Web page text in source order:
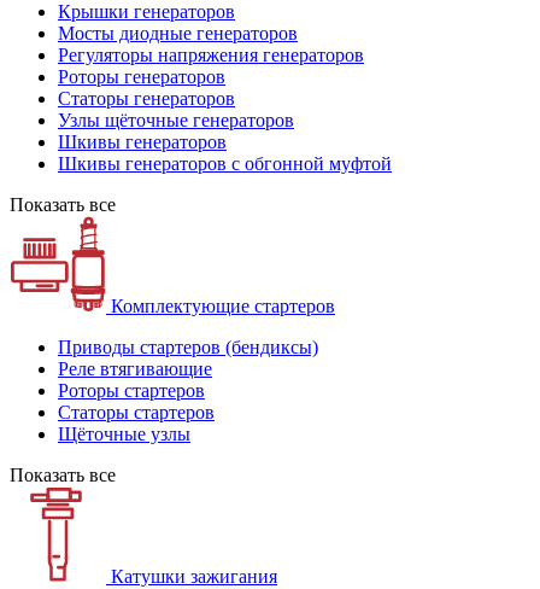
Крышки генераторов
Мосты диодные генераторов
Регуляторы напряжения генераторов
Роторы генераторов
Статоры генераторов
Узлы щёточные генераторов
Шкивы генераторов
Шкивы генераторов с обгонной муфтой
Показать все
Комплектующие стартеров
Приводы стартеров (бендиксы)
Реле втягивающие
Роторы стартеров
Статоры стартеров
Щёточные узлы
Показать все
Катушки зажигания